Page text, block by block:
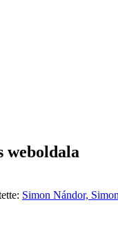
weboldala
Simon Nándor,